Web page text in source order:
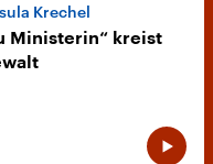
Krechel
Ministerin“ kreist